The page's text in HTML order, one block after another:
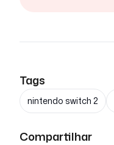
Tags
nintendo switch 2
Compartilhar